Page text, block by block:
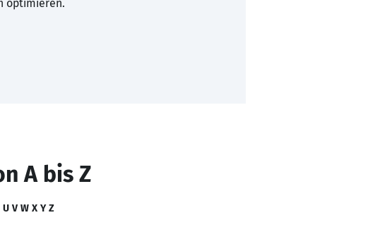
optimieren.
A bis Z
U V W X Y Z